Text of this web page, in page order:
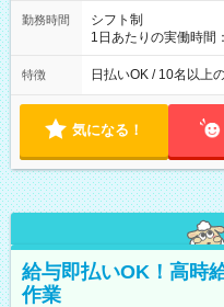
勤務時間
シフト制
1日あたりの実働時間
働8時間） ※週5日勤
によって時間外での
特徴 日払いOK / 10名以上
気になる！
給与即払いOK！高時
作業